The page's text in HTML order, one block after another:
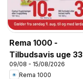
Rema 1000 -
Tilbudsavis uge 33
09/08 - 15/08/2026
Rema 1000